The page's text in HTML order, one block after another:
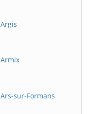
sur-Formans